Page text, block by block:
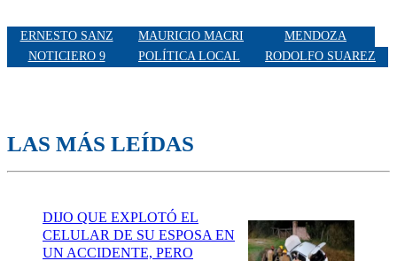
ERNESTO SANZ MAURICIO MACRI
MENDOZA
NOTICIERO 9
POLÍTICA LOCAL RODOLFO SUAREZ
LAS MÁS LEÍDAS
DIJO QUE EXPLOTÓ EL
CELULAR DE SU ESPOSA EN
UN ACCIDENTE, PERO